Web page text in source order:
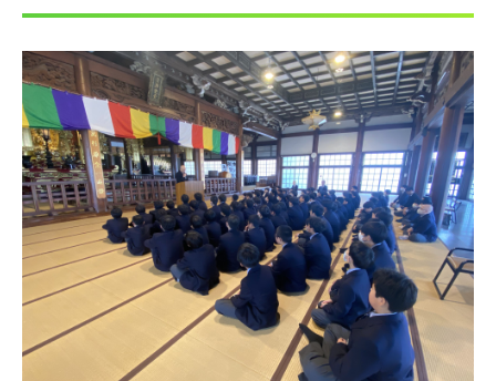
帰国生受験情報
説明会・イベント情報
よみもの
学校からのお知らせ
学校HP最新情報